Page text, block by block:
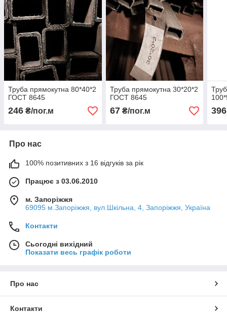
Труба прямокутна 80*40*2
ГОСТ 8645
246 ₴/пог.м
Труба прямокутна 30*20*2
ГОСТ 8645
67₴/пог.м 396
Про нас
100% позитивних з 16 відгуків за рік
Працює з 03.06.2010
м. Запоріжжя
69095 м.Запоріжжя, вул.Шкільна, 4, Запоріжжя, Україна
Контакти
Сьогодні вихідний
Показати весь графік роботи
Про нас
Контакти